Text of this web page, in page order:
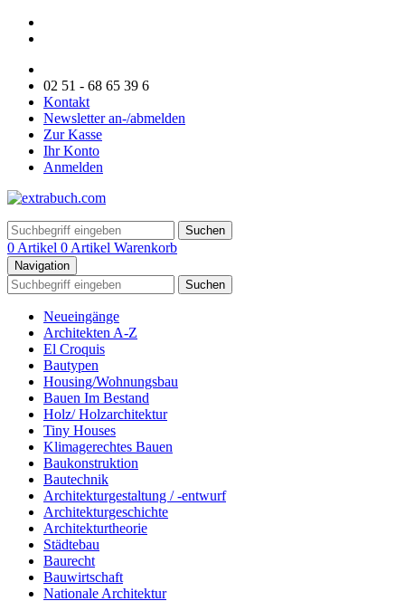
02 51 - 68 65 39 6
Kontakt
Newsletter an-/abmelden
Zur Kasse
Ihr Konto
Anmelden
Suchen
0 Artikel 0 Artikel Warenkorb
Navigation
Suchen
Neueingänge
Architekten A-Z
El Croquis
Bautypen
Housing/Wohnungsbau
Bauen Im Bestand
Holz/ Holzarchitektur
Tiny Houses
Klimagerechtes Bauen
Baukonstruktion
Bautechnik
Architekturgestaltung / -entwurf
Architekturgeschichte
Architekturtheorie
Städtebau
Baurecht
Bauwirtschaft
Nationale Architektur